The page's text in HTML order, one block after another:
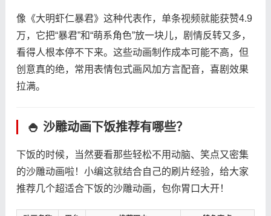
像《大明虾仁暴君》这种代表作，单条视频就能获赞4.9
万，它把“暴君”和“萌系角色”放一块儿，剧情反转又多，
看得人根本停不下来。这些动画制作成本可能不高，但
创意真的绝，常用表情包式画风加方言配音，喜剧效果
拉满。
🍚 沙雕动画下饭推荐有哪些？
下饭的时候，当然要看那些轻松不用动脑、笑点又密集
的沙雕动画啦！小编这就结合自己的刷片经验，给大家
推荐几个超适合下饭的沙雕动画，包你胃口大开！